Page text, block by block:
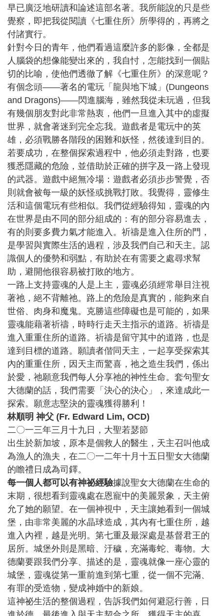
早已廣泛地研讀和論述這部名著。我所能說的只是些
覺察，即把我從閱讀《七重住所》所學得的，再將之
付諸實行。
針對今日的青年，他們看過這麼許多的影像，全都是
人腦袋的想像能變出來的，我自忖，怎能找到一個貼
切的比喻，使他們透徹了解《七重住所》的深意呢？
有個念頭——著名的電玩「龍與地下城」(Dungeons
and Dragons)——閃進腦海，雖然我從未玩過，但我
有幾個朋友對此非常熱衷，他們一旦進入其中的虛擬
世界，就會著迷到完全忘我。遊戲者是電玩中的英
雄，必須戰勝各階段的困難和妖怪，然後達到目的。
若要成功，在整個探索過程中，他必須走對路，也要
獲悉隱藏的危險，並借助於正確的拼字及一路上發現
的武器。遊戲中絕無冷場：遊戲者必須步步警覺，否
則就會被每一級的妖怪或挑戰打敗。我覺得，靈修生
活和這個電玩有些相似。我們從經驗得知，靈魂的內
在世界是由不同的部分組成的：有的部分容易進去，
有的則要多費力氣才能進入。祈禱是進入住所的門，
是學習與實際生活的過程，涉及我們自己和天主。認
識個人的優勢和弱點，有助於在有需要之處尋求幫
助，避開他很容易被打敗的地方。
一路上支持靈魂的人是上主，靈魂必須經常舉目注視
著祂，絕不背離祂。路上的危險是真實的，能夠來自
世俗、肉身和魔鬼。克勝這些障礙也是可能的，如果
靈魂能藉著祈禱，時時行走天主指示的道路。祈禱是
進入重重住所的道路。祈禱是留守其中的道路，也是
達到目標的道路。願讀者偕同天主，一起享受探索其
內的重重住所，因天主而驚喜，祂之造生我們，係出
於愛，祂願意我們每人分享祂的神性生命。套句聖女
大德蘭的話，我們需要「決心的決心」，來達成此一
探索。願意志堅決的靈魂獲得勝利！
林順明 神父 (Fr. Edward Lim, OCD)
二〇一三年三月十九日，大聖若瑟節
出生於新加坡，原本是個救人的醫生，天主召叫他成
為漁人的漁夫，在二〇一二年十月十五日聖女大德蘭
的瞻禮日成為司鐸。
每一個人都可以有神祕經驗據說聖女大德蘭在生命的
末期，很想看到靈魂處在恩寵中的美麗景象，天主俯
允了她的願望。在一個神視中，天主讓她看到一個城
堡，由非常美麗的水晶球造成，其內有七重住所，越
進入內裡，越是光明。第七重及最深處是基督君王的
居所。城堡外則是黑暗、汙穢，充滿毒蛇、毒物。大
德蘭要跟我們分享、描述的是，靈魂就像一座心靈的
城堡，靈魂從第一重前進到第七重，從一個不完滿、
有罪的受造物，變成神婚中的新娘。
這神祕生活的整個過程，告訴我們如何避惡行善，日